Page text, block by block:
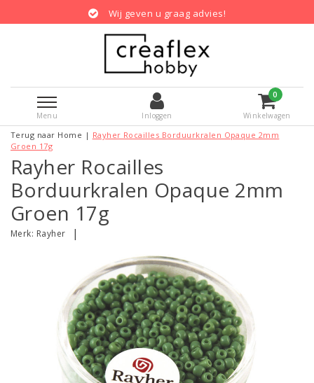
Wij geven u graag advies!
Menu Inloggen
0
Winkelwagen
Terug naar Home | Rayher Rocailles Borduurkralen Opaque 2mm
Groen 17g
Rayher Rocailles
Borduurkralen Opaque 2mm
Groen 17g
Merk: Rayher |